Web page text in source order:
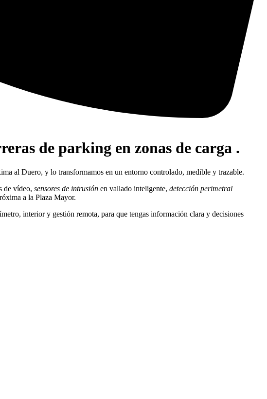
de parking en zonas de carga .
al Duero, y lo transformamos en un entorno controlado, medible y trazable.
de vídeo, sensores de intrusión en vallado inteligente, detección perimetral
a la Plaza Mayor.
interior y gestión remota, para que tengas información clara y decisiones